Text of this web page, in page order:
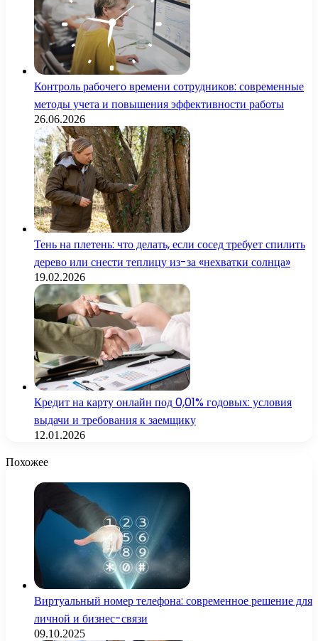
Контроль рабочего времени сотрудников: современные
методы учета и повышения эффективности работы
26.06.2026
Тень на плетень: что делать, если сосед требует спилить
дерево или снести теплицу из-за «нехватки солнца»
19.02.2026
Кредит на карту онлайн под 0,01% годовых: условия
выдачи и требования к заемщику
12.01.2026
Похожее
Виртуальный номер телефона: современное решение для
личной и бизнес-связи
09.10.2025